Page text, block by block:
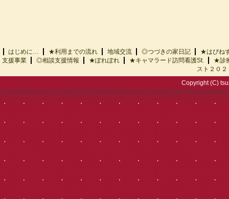
はじめに… ★利用までの流れ 地域交流 ◎つづきの家日記
★はぴ
支援事業
◎相談支援情報 ★ぽれぽれ ★キャマラード訪問看護St.
★診
スト２０２
Copyright (C)